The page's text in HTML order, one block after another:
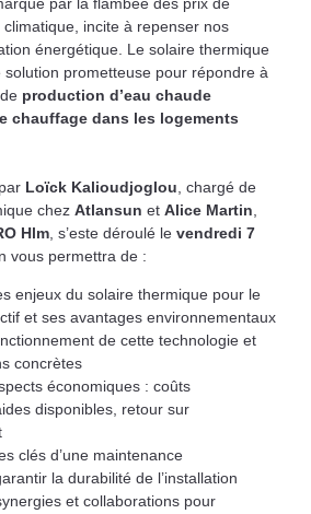
climatique, incite à repenser nos
énergétique. Le solaire thermique
solution prometteuse pour répondre à
production d’eau chaude
chauffage dans les logements
Loïck Kalioudjoglou , chargé de
chez Atlansun et Alice Martin
Hlm , s’este déroulé le vendredi 7
vous permettra de :
enjeux du solaire thermique pour le
et ses avantages environnementaux
de cette technologie et
concrètes
économiques : coûts
disponibles, retour sur
clés d’une maintenance
la durabilité de l’installation
et collaborations pour